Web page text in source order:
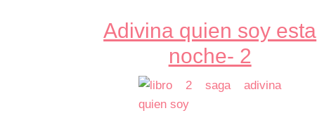
Adivina quien soy esta
noche- 2